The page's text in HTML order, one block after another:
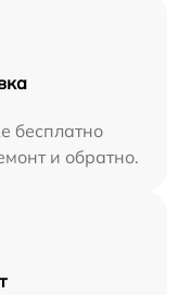
бесплатно
и обратно.